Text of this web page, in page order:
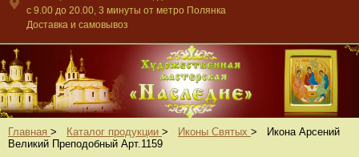
c 9.00 до 20.00, 3 минуты от метро Полянка
Доставка и самовывоз
Главная > Каталог продукции > Иконы Святых >
Икона Арсений
Великий Преподобный Арт.1159